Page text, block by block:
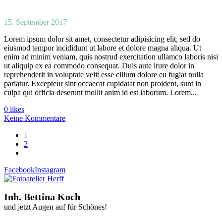
15. September 2017
Lorem ipsum dolor sit amet, consectetur adipisicing elit, sed do
eiusmod tempor incididunt ut labore et dolore magna aliqua. Ut
enim ad minim veniam, quis nostrud exercitation ullamco laboris nisi
ut aliquip ex ea commodo consequat. Duis aute irure dolor in
reprehenderit in voluptate velit esse cillum dolore eu fugiat nulla
pariatur. Excepteur sint occaecat cupidatat non proident, sunt in
culpa qui officia deserunt mollit anim id est laborum. Lorem...
0 likes
Keine Kommentare
1
2
FacebookInstagram
Inh. Bettina Koch
und jetzt Augen auf für Schönes!